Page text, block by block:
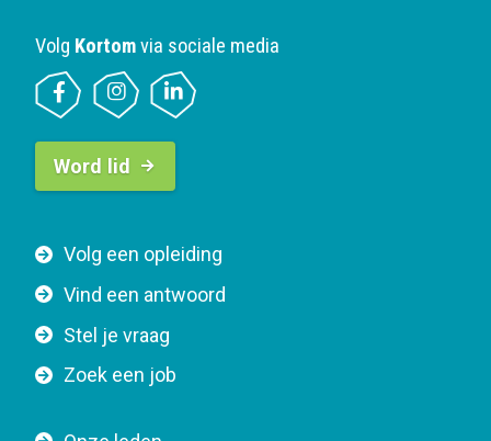
F
o
t
e
Volg een opleiding
Vind een antwoord
Stel je vraag
Zoek een job
Volg Kortomvia sociale media
B
t
o
n
a
v
g
Word lid